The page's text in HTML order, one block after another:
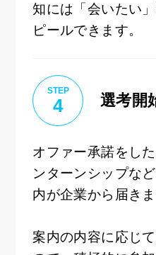
知には「会いたい
ピールできます。
STEP
4 選考開
オファー承諾をし
ンターンシップな
内が企業から届きま
案内の内容に応じ